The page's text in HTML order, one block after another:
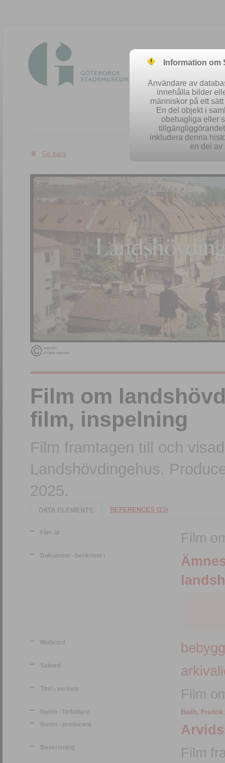
Easy
Go back
Film om
film, inspelning
Film framtagen till och
Landshövdingehus.
2025.
DATA ELEMENTS REFERENCES (23)
Film-id Film
Dokument - beskrivet i
Motivord
Sakord
Titel - verkets Film
Namn - författare Badh, Fredrik
Namn - producent
Beskrivning
Film
Information
Användare av
innehålla bilder
människor på ett
En del objekt i
obehagliga eller
inkludera denna
en del av